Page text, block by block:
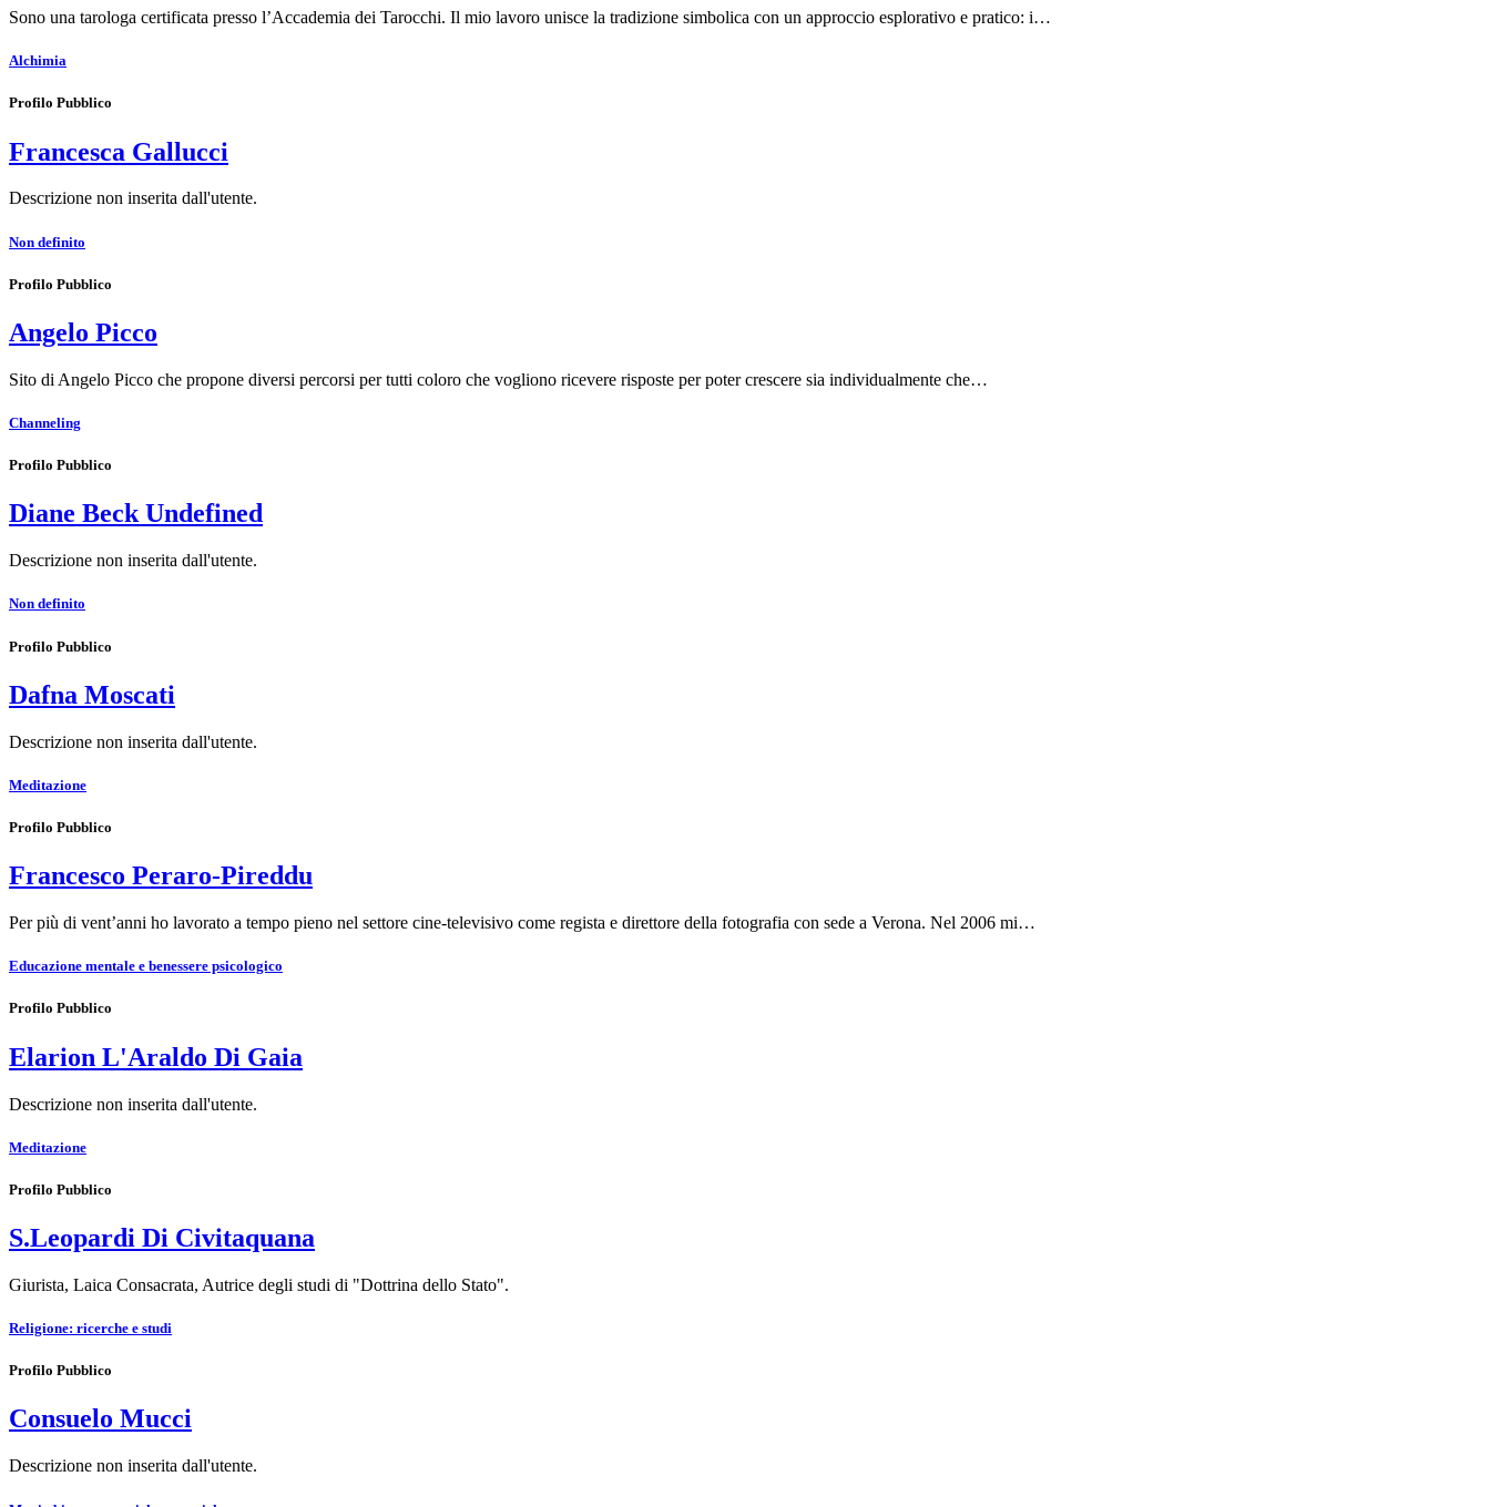
Sono una tarologa certificata presso l’Accademia dei Tarocchi. Il mio lavoro unisce la tradizione simbolica con un approccio esplorativo e pratico: i…
Alchimia
Profilo Pubblico
Francesca Gallucci
Descrizione non inserita dall'utente.
Non definito
Profilo Pubblico
Angelo Picco
Sito di Angelo Picco che propone diversi percorsi per tutti coloro che vogliono ricevere risposte per poter crescere sia individualmente che…
Channeling
Profilo Pubblico
Diane Beck Undefined
Descrizione non inserita dall'utente.
Non definito
Profilo Pubblico
Dafna Moscati
Descrizione non inserita dall'utente.
Meditazione
Profilo Pubblico
Francesco Peraro-Pireddu
Per più di vent’anni ho lavorato a tempo pieno nel settore cine-televisivo come regista e direttore della fotografia con sede a Verona. Nel 2006 mi…
Educazione mentale e benessere psicologico
Profilo Pubblico
Elarion L'Araldo Di Gaia
Descrizione non inserita dall'utente.
Meditazione
Profilo Pubblico
S.Leopardi Di Civitaquana
Giurista, Laica Consacrata, Autrice degli studi di "Dottrina dello Stato".
Religione: ricerche e studi
Profilo Pubblico
Consuelo Mucci
Descrizione non inserita dall'utente.